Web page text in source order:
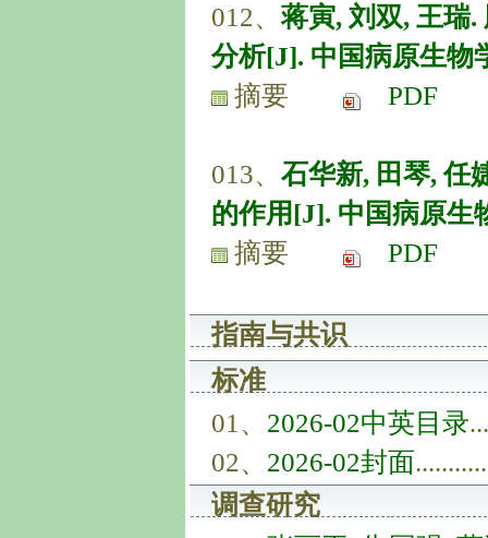
012、蒋寅, 刘双, 王瑞
分析[J]. 中国病原生物
摘要
PDF
013、 石华新, 田琴, 任
的作用[J]. 中国病原生
摘要
PDF
指南与共识
标准
01、 2026-02中英目录
02、 2026-02封面
调查研究